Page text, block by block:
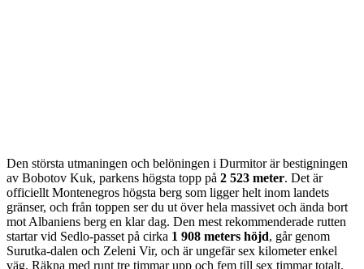
Den största utmaningen och belöningen i Durmitor är bestigningen
av Bobotov Kuk, parkens högsta topp på 2 523 meter. Det är
officiellt Montenegros högsta berg som ligger helt inom landets
gränser, och från toppen ser du ut över hela massivet och ända bort
mot Albaniens berg en klar dag. Den mest rekommenderade rutten
startar vid Sedlo-passet på cirka 1 908 meters höjd, går genom
Surutka-dalen och Zeleni Vir, och är ungefär sex kilometer enkel
väg. Räkna med runt tre timmar upp och fem till sex timmar totalt.